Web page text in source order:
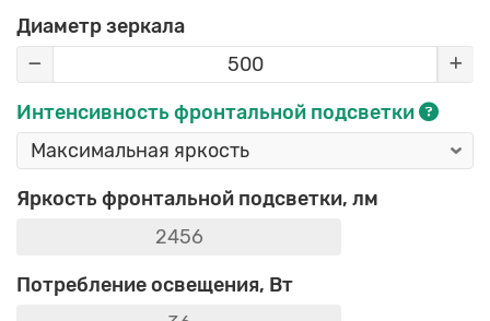
Диаметр зеркала
Интенсивность фронтальной подсветки
Яркость фронтальной подсветки, лм
Потребление освещения, Вт